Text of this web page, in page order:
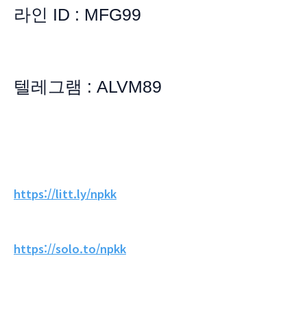
라인 ID : MFG99
텔레그램 : ALVM89
https://litt.ly/npkk
https://solo.to/npkk